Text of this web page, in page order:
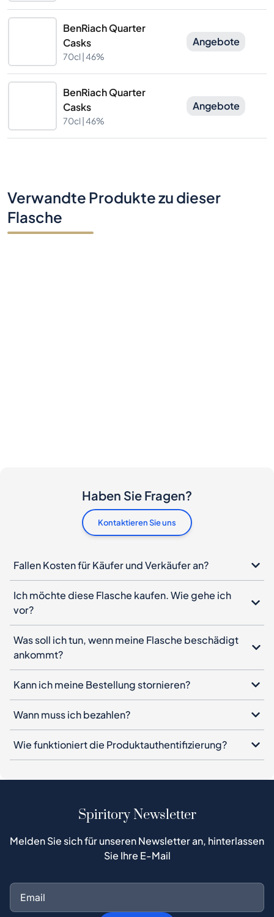
BenRiach Quarter
Casks
70cl |46%
Angebote
BenRiach Quarter
Casks
70cl |46%
Angebote
Verwandte Produkte zu dieser
Flasche
Haben Sie Fragen?
Kontaktieren Sie uns
Fallen Kosten für Käufer und Verkäufer an?
Ich möchte diese Flasche kaufen. Wie gehe ich
vor?
Was soll ich tun, wenn meine Flasche beschädigt
ankommt?
Kann ich meine Bestellung stornieren?
Wann muss ich bezahlen?
Wie funktioniert die Produktauthentifizierung?
Spiritory Newsletter
Melden Sie sich für unseren Newsletter an, hinterlassen
Sie Ihre E-Mail